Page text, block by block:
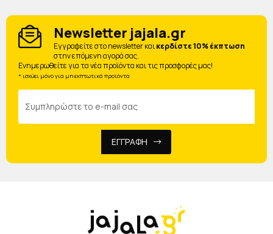
Newsletter jajala.gr
Eγγραφείτε στο newsletter καικερδίστε 10% έκπτωση
στην επόμενη αγορά σας.
Ενημερωθείτε για τα νέα προϊόντα και τις προσφορές μας!
* ισχύει μόνο για μη εκπτωτικά προϊόντα
ΕΓΓΡΑΦΗ